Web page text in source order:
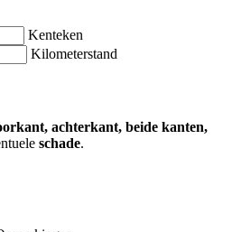
Kenteken
Kilometerstand
achterkant, beide kanten,
schade.